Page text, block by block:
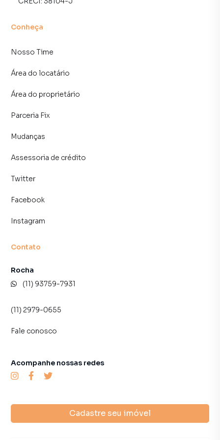
consequência uma maior chance de vender ou alugar seu
programadores, corretores treinados e uma central de
inquilinos.
Conheça
Nosso Time
Área do locatário
Área do proprietário
Parceria Fix
Mudanças
Assessoria de crédito
Twitter
Facebook
Instagram
Contato
Rocha
(11) 93759-7931
(11) 2979-0655
Fale conosco
Cadastre seu imóvel
Acompanhe nossas redes